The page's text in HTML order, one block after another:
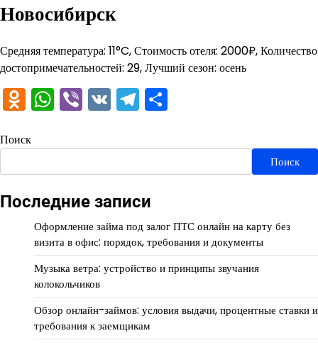
Новосибирск
Средняя температура: 11°C, Стоимость отеля: 2000₽, Количество
достопримечательностей: 29, Лучший сезон: осень
Odnoklassniki
WhatsApp
Viber
VKTelegram
Поиск
Поиск
Последние записи
Оформление займа под залог ПТС онлайн на карту без
визита в офис: порядок, требования и документы
Музыка ветра: устройство и принципы звучания
колокольчиков
Обзор онлайн-займов: условия выдачи, процентные ставки и
требования к заемщикам